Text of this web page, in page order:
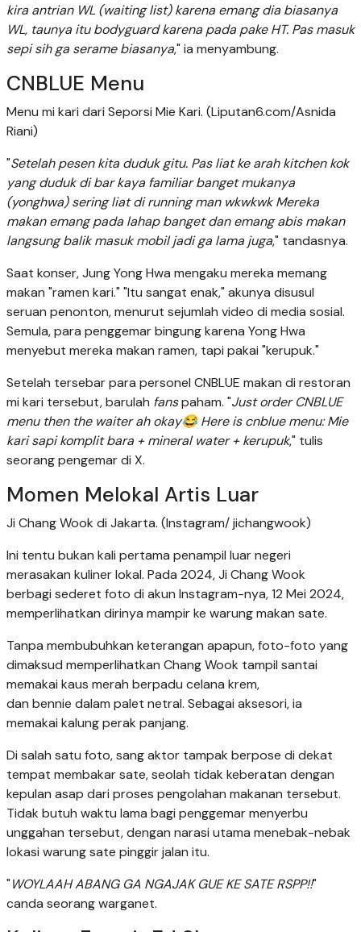
kira antrian WL (waiting list) karena emang dia biasanya
WL, taunya itu bodyguard karena pada pake HT. Pas masuk
sepi sih ga serame biasanya," ia menyambung.
CNBLUE Menu
Menu mi kari dari Seporsi Mie Kari. (Liputan6.com/Asnida
Riani)
"Setelah pesen kita duduk gitu. Pas liat ke arah kitchen kok
yang duduk di bar kaya familiar banget mukanya
(yonghwa) sering liat di running man wkwkwk Mereka
makan emang pada lahap banget dan emang abis makan
langsung balik masuk mobil jadi ga lama juga," tandasnya.
Saat konser, Jung Yong Hwa mengaku mereka memang
makan "ramen kari." "Itu sangat enak," akunya disusul
seruan penonton, menurut sejumlah video di media sosial.
Semula, para penggemar bingung karena Yong Hwa
menyebut mereka makan ramen, tapi pakai "kerupuk."
Setelah tersebar para personel CNBLUE makan di restoran
mi kari tersebut, barulah fanspaham. "Just order CNBLUE
menu then the waiter ah okay😂 Here is cnblue menu: Mie
kari sapi komplit bara + mineral water + kerupuk," tulis
seorang pengemar di X.
Momen Melokal Artis Luar
Ji Chang Wook di Jakarta. (Instagram/ jichangwook)
Ini tentu bukan kali pertama penampil luar negeri
merasakan kuliner lokal. Pada 2024, Ji Chang Wook
berbagi sederet foto di akun Instagram-nya, 12 Mei 2024,
memperlihatkan dirinya mampir ke warung makan sate.
Tanpa membubuhkan keterangan apapun, foto-foto yang
dimaksud memperlihatkan Chang Wook tampil santai
memakai kaus merah berpadu celana krem,
dan bennie dalam palet netral. Sebagai aksesori, ia
memakai kalung perak panjang.
Di salah satu foto, sang aktor tampak berpose di dekat
tempat membakar sate, seolah tidak keberatan dengan
kepulan asap dari proses pengolahan makanan tersebut.
Tidak butuh waktu lama bagi penggemar menyerbu
unggahan tersebut, dengan narasi utama menebak-nebak
lokasi warung sate pinggir jalan itu.
"WOYLAAH ABANG GA NGAJAK GUE KE SATE RSPP!!"
canda seorang warganet.